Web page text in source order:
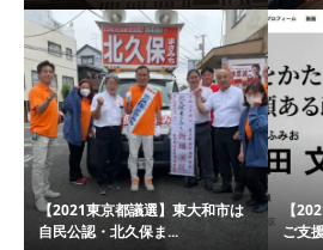
【2021東京都議選】東大和市は
自民公認・北久保ま...
【
ご支